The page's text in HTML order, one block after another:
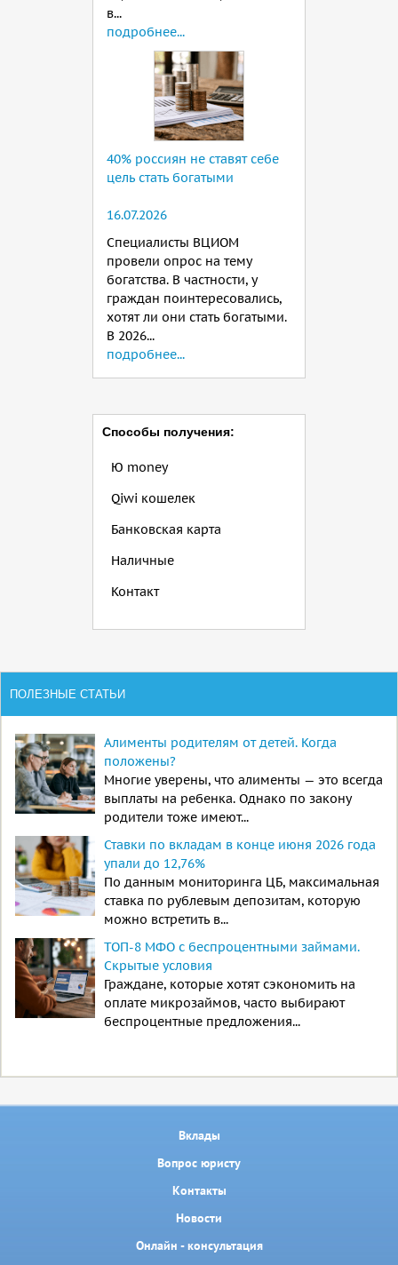
в...
подробнее...
40% россиян не ставят себе
цель стать богатыми
16.07.2026
Специалисты ВЦИОМ
провели опрос на тему
богатства. В частности, у
граждан поинтересовались,
хотят ли они стать богатыми.
В 2026...
подробнее...
Способы получения:
Ю money
Qiwi кошелек
Банковская карта
Наличные
Контакт
ПОЛЕЗНЫЕ СТАТЬИ
Алименты родителям от детей. Когда
положены?
Многие уверены, что алименты — это всегда
выплаты на ребенка. Однако по закону
родители тоже имеют...
Ставки по вкладам в конце июня 2026 года
упали до 12,76%
По данным мониторинга ЦБ, максимальная
ставка по рублевым депозитам, которую
можно встретить в...
ТОП-8 МФО с беспроцентными займами.
Скрытые условия
Граждане, которые хотят сэкономить на
оплате микрозаймов, часто выбирают
беспроцентные предложения...
Вклады
Вопрос юристу
Контакты
Новости
Онлайн - консультация